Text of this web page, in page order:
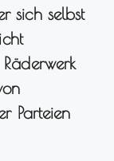
sich selbst
Parteien